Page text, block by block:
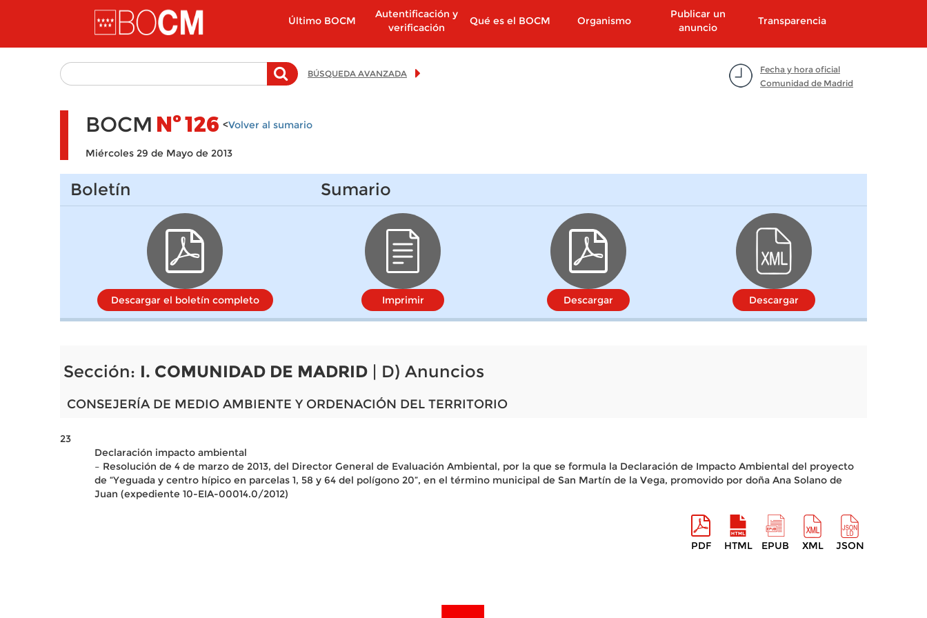
Pasar al contenido principal
Último BOCM
Autentificación y
verificación
Qué es el BOCM Organismo
Publicar un
anuncio
Transparencia
Fecha y hora oficial
Comunidad de Madrid
BÚSQUEDA AVANZADA
BOCM Nº126 <Volver al sumario
Miércoles 29 de Mayo de 2013
Boletín
Descargar el boletín completo
Sumario
Imprimir Descargar Descargar
Sección: I. COMUNIDAD DE MADRID | D) Anuncios
CONSEJERÍA DE MEDIO AMBIENTE Y ORDENACIÓN DEL TERRITORIO
23
Declaración impacto ambiental
– Resolución de 4 de marzo de 2013, del Director General de Evaluación Ambiental, por la que se formula la Declaración de Impacto Ambiental del proyecto
de “Yeguada y centro hípico en parcelas 1, 58 y 64 del polígono 20”, en el término municipal de San Martín de la Vega, promovido por doña Ana Solano de
Juan (expediente 10-EIA-00014.0/2012)
PDF HTML EPUB XML JSON